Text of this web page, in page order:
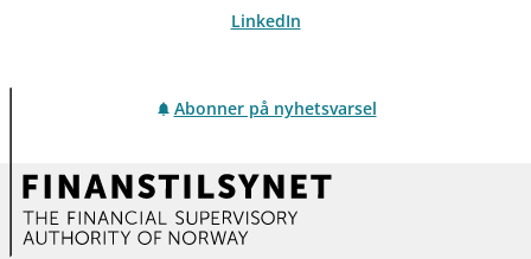
LinkedIn
Abonner på nyhetsvarsel